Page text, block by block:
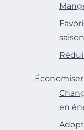
saison
en